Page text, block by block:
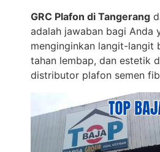
GRC Plafon di Tangerang
adalah jawaban bagi Anda
menginginkan langit-langit
tahan lembap, dan estetik
distributor plafon semen